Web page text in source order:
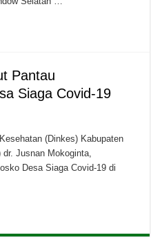
Pantau
Siaga Covid-19
(Dinkes) Kabupaten
Jusnan Mokoginta,
Desa Siaga Covid-19 di